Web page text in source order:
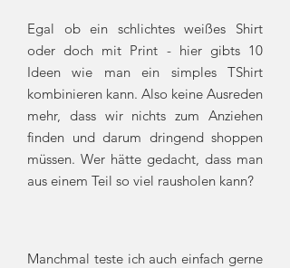
Egal ob ein schlichtes weißes Shirt
oder doch mit Print - hier gibts 10
Ideen wie man ein simples TShirt
kombinieren kann. Also keine Ausreden
mehr, dass wir nichts zum Anziehen
finden und darum dringend shoppen
müssen. Wer hätte gedacht, dass man
aus einem Teil so viel rausholen kann?
Manchmal teste ich auch einfach gerne